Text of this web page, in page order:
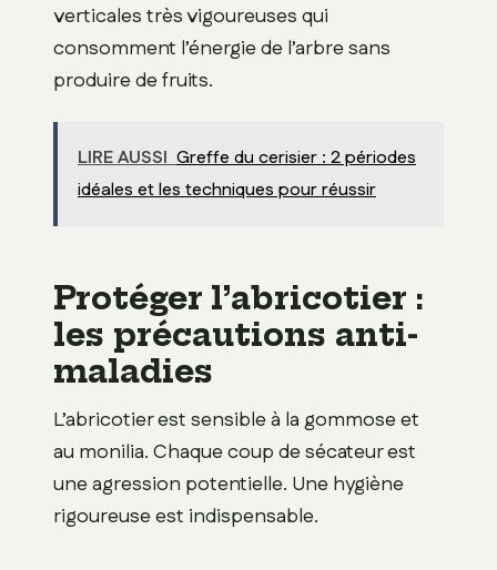
verticales très vigoureuses qui
consomment l’énergie de l’arbre sans
produire de fruits.
LIRE AUSSI Greffe du cerisier : 2 périodes
idéales et les techniques pour réussir
Protéger l’abricotier :
les précautions anti-
maladies
L’abricotier est sensible à la gommose et
au monilia. Chaque coup de sécateur est
une agression potentielle. Une hygiène
rigoureuse est indispensable.